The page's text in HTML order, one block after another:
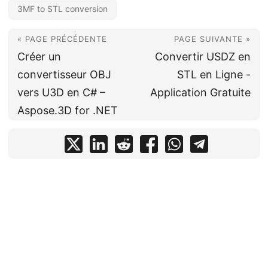
3MF to STL conversion
« PAGE PRÉCÉDENTE
Créer un
convertisseur OBJ
vers U3D en C# –
Aspose.3D for .NET
PAGE SUIVANTE »
Convertir USDZ en
STL en Ligne -
Application Gratuite